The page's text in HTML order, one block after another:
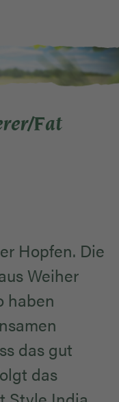
Fat
Hopfen. Die
Weiher
haben
das gut
das